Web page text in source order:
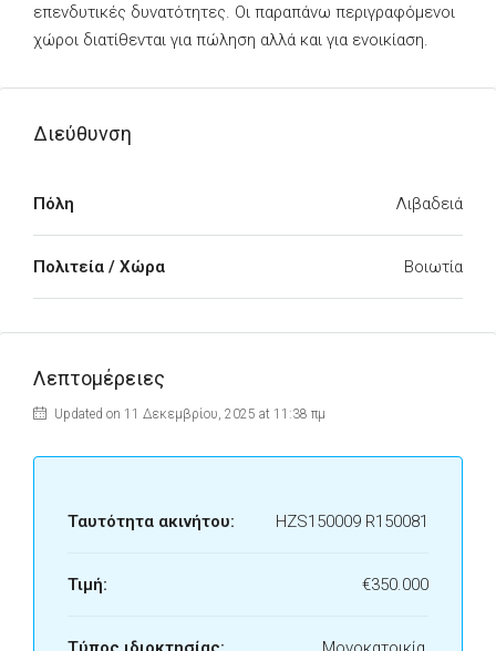
επενδυτικές δυνατότητες. Οι παραπάνω περιγραφόμενοι
χώροι διατίθενται για πώληση αλλά και για ενοικίαση.
Διεύθυνση
Πόλη Λιβαδειά
Πολιτεία / Χώρα Βοιωτία
Λεπτομέρειες
Updated on 11 Δεκεμβρίου, 2025 at 11:38 πμ
Ταυτότητα ακινήτου: HZS150009 R150081
Τιμή: €350.000